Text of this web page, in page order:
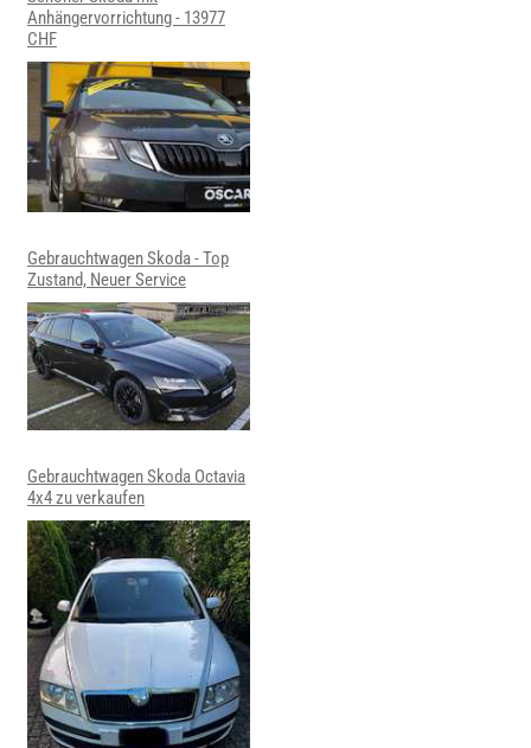
Anhängervorrichtung - 13977
CHF
Gebrauchtwagen Skoda - Top
Zustand, Neuer Service
Gebrauchtwagen Skoda Octavia
4x4 zu verkaufen